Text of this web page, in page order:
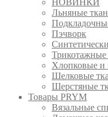
НОВИНКИ
Льняные
Пэчворк
Трикотажные
Хлопковые и
Шелковые
Шерстяные
Товары PRYM
Вязальные